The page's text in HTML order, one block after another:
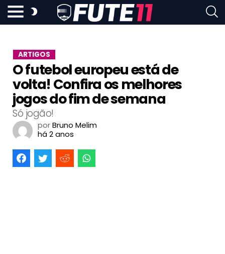
ARTIGOS
O futebol europeu está de
volta! Confira os melhores
jogos do fim de semana
Só jogão!
porBruno Melim
há 2 anos